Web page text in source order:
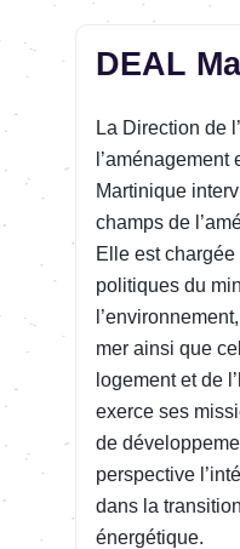
DEAL
La Direction de
Martinique
champs de
Elle est
politiques du
mer ainsi que
logement et de
exerce ses
de
perspective
dans la
énergétique.